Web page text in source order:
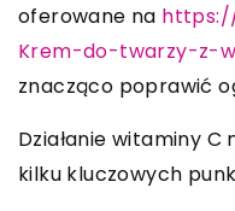
oferowane na
Krem-do-twarzy-z-
znacząco poprawić
Działanie witaminy
kilku kluczowych